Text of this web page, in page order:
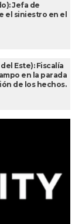
Jefa de
el siniestro en el
Este): Fiscalía
en la parada
de los hechos.